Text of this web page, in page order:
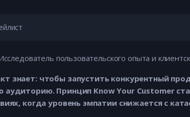
пользовательского опыта и
знает: чтобы запустить конкурентный
аудиторию. Принцип Know Your Customer
когда уровень эмпатии снижается с